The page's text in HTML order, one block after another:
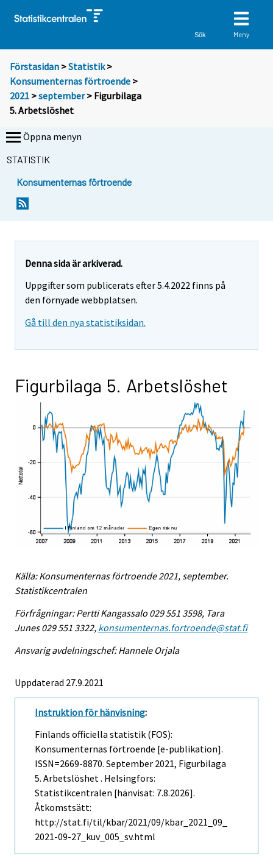
Sök Meny
Förstasidan >Statistik >
Konsumenternas förtroende >
2021 >september> Figurbilaga
5. Arbetslöshet
Öppna menyn
STATISTIK
Konsumenternas förtroende
Denna sida är arkiverad.
Uppgifter som publicerats efter 5.4.2022 finns på
den förnyade webbplatsen.
Gå till den nya statistiksidan.
Figurbilaga 5. Arbetslöshet
Källa: Konsumenternas förtroende 2021, september.
Statistikcentralen
Förfrågningar: Pertti Kangassalo 029 551 3598, Tara
Junes 029 551 3322, konsumenternas.fortroende@stat.fi
Ansvarig avdelningschef: Hannele Orjala
Uppdaterad 27.9.2021
Instruktion för hänvisning:
Finlands officiella statistik (FOS):
Konsumenternas förtroende [e-publikation].
ISSN=2669-8870. September 2021, Figurbilaga
5. Arbetslöshet . Helsingfors:
Statistikcentralen [hänvisat: 7.8.2026].
Åtkomstsätt:
http://stat.fi/til/kbar/2021/09/kbar_2021_09_
2021-09-27_kuv_005_sv.html